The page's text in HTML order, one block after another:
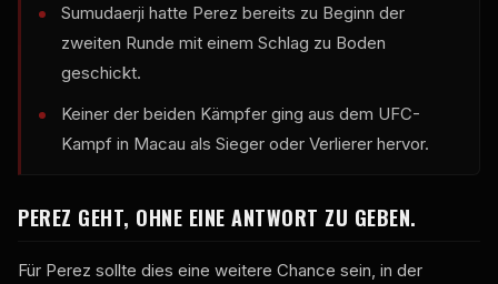
Sumudaerji hatte Perez bereits zu Beginn der
zweiten Runde mit einem Schlag zu Boden
geschickt.
Keiner der beiden Kämpfer ging aus dem UFC-
Kampf in Macau als Sieger oder Verlierer hervor.
PEREZ GEHT, OHNE EINE ANTWORT ZU GEBEN.
Für Perez sollte dies eine weitere Chance sein, in der